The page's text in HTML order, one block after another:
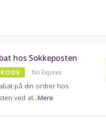
hos Sokkeposten
No Expires
på din ordrer hos
ved at...Mere